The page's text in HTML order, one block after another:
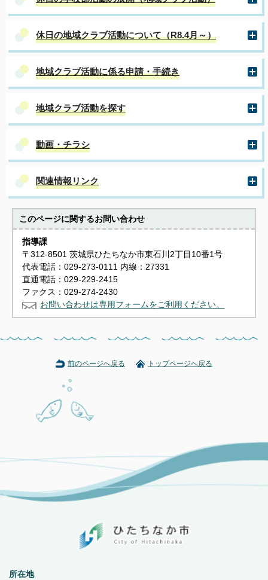
休日の地域クラブ活動について（R8.4月～）
地域クラブ活動に係る申請・手続き
地域クラブ活動を探す
動画・チラシ
関連情報リンク
このページに関するお問い合わせ
指導課
〒312-8501 茨城県ひたちなか市東石川2丁目10番1号
代表電話：029-273-0111 内線：27331
直通電話：029-229-2415
ファクス：029-274-2430
お問い合わせは専用フォームをご利用ください。
前のページへ戻る トップページへ戻る
所在地